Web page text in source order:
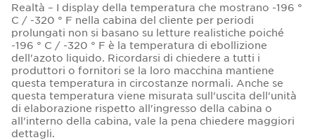
Realtà – I display della temperatura che mostrano -196 °
C / -320 ° F nella cabina del cliente per periodi
prolungati non si basano su letture realistiche poiché
-196 ° C / -320 ° F è la temperatura di ebollizione
dell'azoto liquido. Ricordarsi di chiedere a tutti i
produttori o fornitori se la loro macchina mantiene
questa temperatura in circostanze normali. Anche se
questa temperatura viene misurata sull'uscita dell'unità
di elaborazione rispetto all'ingresso della cabina o
all'interno della cabina, vale la pena chiedere maggiori
dettagli.